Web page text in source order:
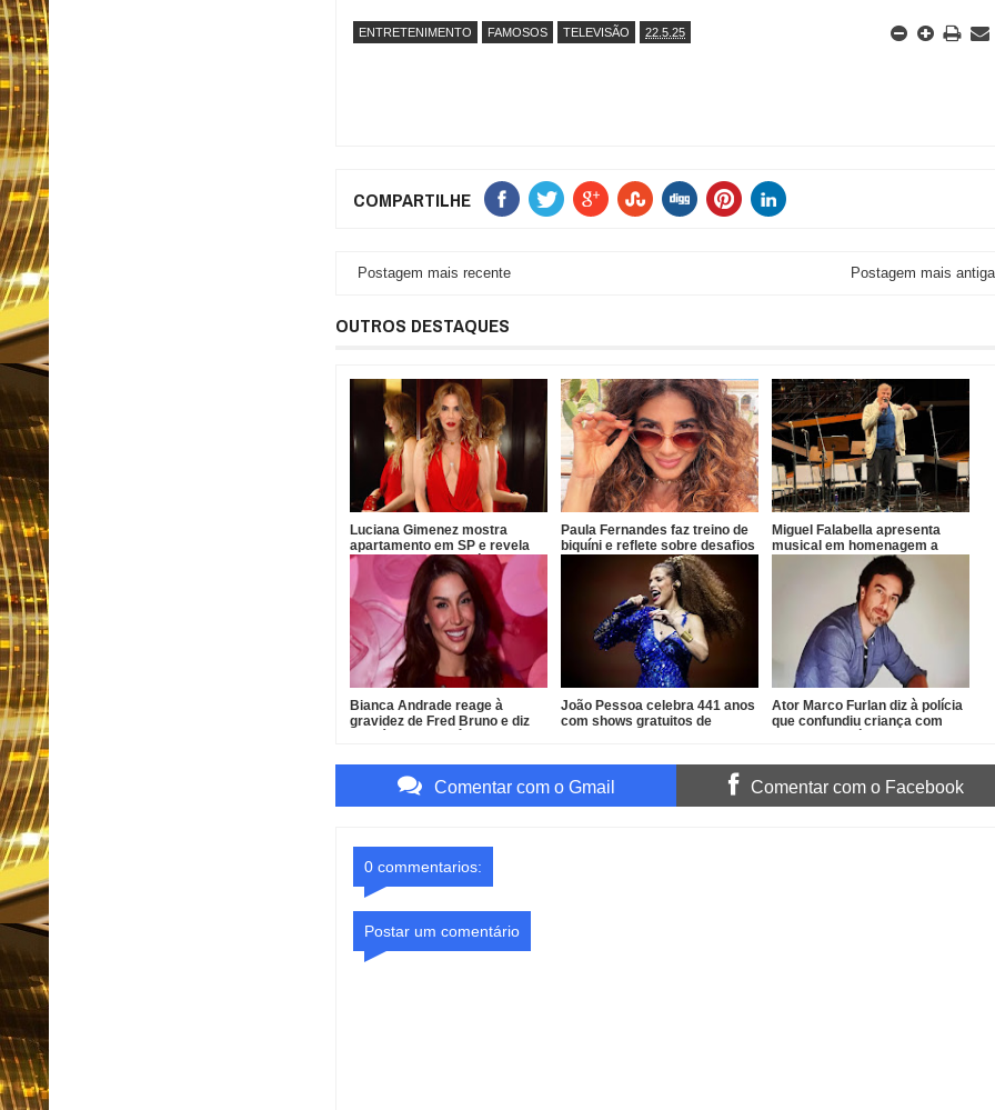
ENTRETENIMENTO FAMOSOS TELEVISÃO 22.5.25
COMPARTILHE
Postagem mais recente Postagem mais antiga
OUTROS DESTAQUES
Luciana Gimenez mostra
apartamento em SP e revela
vista para antigo imóvel de
Neymar
Paula Fernandes faz treino de
biquíni e reflete sobre desafios
Miguel Falabella apresenta
musical em homenagem a
Bianca Andrade reage à
gravidez de Fred Bruno e diz
João Pessoa celebra 441 anos
com shows gratuitos de
Ator Marco Furlan diz à polícia
que confundiu criança com
Comentar com o Gmail Comentar com o Facebook
0 commentarios:
Postar um comentário